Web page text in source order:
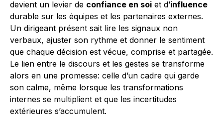
devient un levier de confiance en soi et d’influence
durable sur les équipes et les partenaires externes.
Un dirigeant présent sait lire les signaux non
verbaux, ajuster son rythme et donner le sentiment
que chaque décision est vécue, comprise et partagée.
Le lien entre le discours et les gestes se transforme
alors en une promesse: celle d’un cadre qui garde
son calme, même lorsque les transformations
internes se multiplient et que les incertitudes
extérieures s’accumulent.